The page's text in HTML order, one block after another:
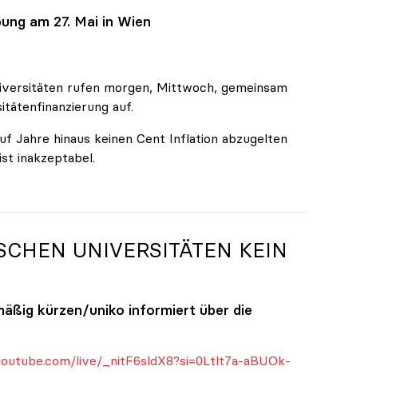
am 27. Mai in Wien
rufen morgen, Mittwoch, gemeinsam
auf.
Jahre hinaus keinen Cent Inflation abzugelten
inakzeptabel.
UNIVERSITÄTEN KEIN
kürzen/uniko informiert über die
live/_nitF6sldX8?si=0Ltlt7a-aBUOk-